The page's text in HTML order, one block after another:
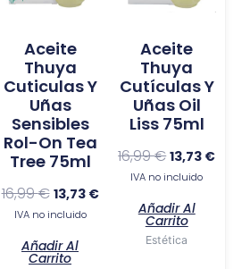
Aceite
Thuya
Cuticulas Y
Uñas
Sensibles
Rol-On Tea
Tree 75ml
16,99€ 13,73 €
IVA no incluido
Añadir Al
Carrito
Aceite
Thuya
Cutículas Y
Uñas Oil
Liss 75ml
16,99€ 13,73 €
IVA no incluido
Añadir Al
Carrito
Estética